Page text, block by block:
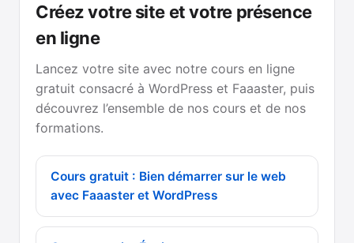
Créez votre site et votre présence
en ligne
Lancez votre site avec notre cours en ligne
gratuit consacré à WordPress et Faaaster, puis
découvrez l’ensemble de nos cours et de nos
formations.
Cours gratuit : Bien démarrer sur le web
avec Faaaster et WordPress